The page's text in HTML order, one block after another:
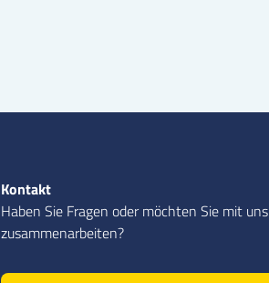
Kontakt
Haben Sie Fragen oder möchten Sie mit uns
zusammenarbeiten?